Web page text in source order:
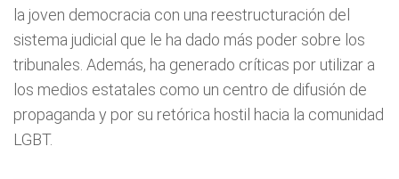
la joven democracia con una reestructuración del
sistema judicial que le ha dado más poder sobre los
tribunales. Además, ha generado críticas por utilizar a
los medios estatales como un centro de difusión de
propaganda y por su retórica hostil hacia la comunidad
LGBT.